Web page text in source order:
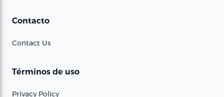
Contacto
Contact Us
Términos de uso
Privacy Policy